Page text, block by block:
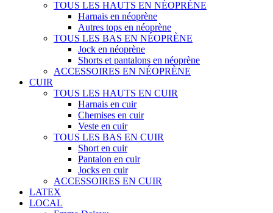
TOUS LES HAUTS EN NÉOPRÈNE
Harnais en néoprène
Autres tops en néoprène
TOUS LES BAS EN NÉOPRÈNE
Jock en néoprène
Shorts et pantalons en néoprène
ACCESSOIRES EN NÉOPRÈNE
CUIR
TOUS LES HAUTS EN CUIR
Harnais en cuir
Chemises en cuir
Veste en cuir
TOUS LES BAS EN CUIR
Short en cuir
Pantalon en cuir
Jocks en cuir
ACCESSOIRES EN CUIR
LATEX
LOCAL